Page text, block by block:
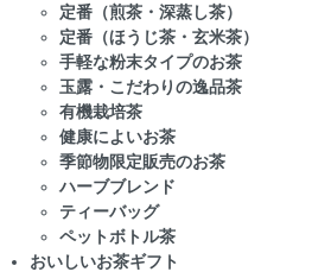
定番（煎茶・深蒸し茶）
定番（ほうじ茶・玄米茶）
手軽な粉末タイプのお茶
玉露・こだわりの逸品茶
有機栽培茶
健康によいお茶
季節物限定販売のお茶
ハーブブレンド
ティーバッグ
ペットボトル茶
おいしいお茶ギフト